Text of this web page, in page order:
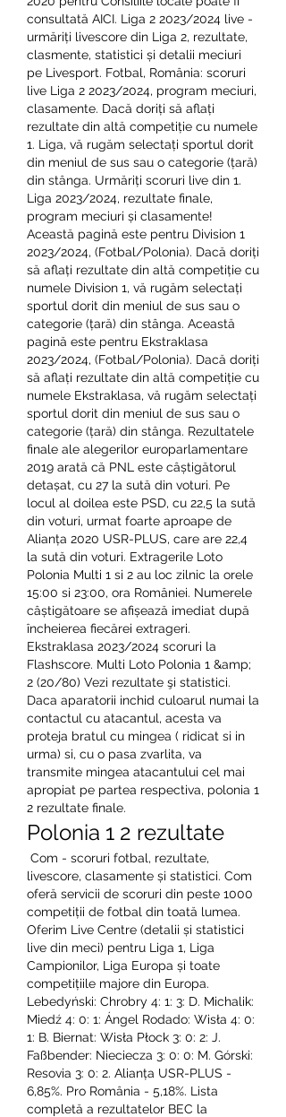
consultată AICI. Liga 2 2023/2024 live -
urmăriți livescore din Liga 2, rezultate,
clasmente, statistici și detalii meciuri
pe Livesport. Fotbal, România: scoruri
live Liga 2 2023/2024, program meciuri,
clasamente. Dacă doriți să aflați
rezultate din altă competiție cu numele
1. Liga, vă rugăm selectați sportul dorit
din meniul de sus sau o categorie (țară)
din stânga. Urmăriți scoruri live din 1.
Liga 2023/2024, rezultate finale,
program meciuri și clasamente!
Această pagină este pentru Division 1
2023/2024, (Fotbal/Polonia). Dacă doriți
să aflați rezultate din altă competiție cu
numele Division 1, vă rugăm selectați
sportul dorit din meniul de sus sau o
categorie (țară) din stânga. Această
pagină este pentru Ekstraklasa
2023/2024, (Fotbal/Polonia). Dacă doriți
să aflați rezultate din altă competiție cu
numele Ekstraklasa, vă rugăm selectați
sportul dorit din meniul de sus sau o
categorie (țară) din stânga. Rezultatele
finale ale alegerilor europarlamentare
2019 arată că PNL este câștigătorul
detașat, cu 27 la sută din voturi. Pe
locul al doilea este PSD, cu 22,5 la sută
din voturi, urmat foarte aproape de
Alianța 2020 USR-PLUS, care are 22,4
la sută din voturi. Extragerile Loto
Polonia Multi 1 si 2 au loc zilnic la orele
15:00 si 23:00, ora României. Numerele
câștigătoare se afișează imediat după
încheierea fiecărei extrageri.
Ekstraklasa 2023/2024 scoruri la
Flashscore. Multi Loto Polonia 1 &amp;
2 (20/80) Vezi rezultate şi statistici.
Daca aparatorii inchid culoarul numai la
contactul cu atacantul, acesta va
proteja bratul cu mingea ( ridicat si in
urma) si, cu o pasa zvarlita, va
transmite mingea atacantului cel mai
apropiat pe partea respectiva, polonia 1
2 rezultate finale.
Polonia 1 2 rezultate
livescore, clasamente și statistici. Com
oferă servicii de scoruri din peste 1000
competiții de fotbal din toată lumea.
Oferim Live Centre (detalii și statistici
live din meci) pentru Liga 1, Liga
Campionilor, Liga Europa și toate
competițiile majore din Europa.
Lebedyński: Chrobry 4: 1: 3: D. Michalik:
Miedź 4: 0: 1: Ángel Rodado: Wisła 4: 0:
1: B. Biernat: Wisła Płock 3: 0: 2: J.
Faßbender: Nieciecza 3: 0: 0: M. Górski:
Resovia 3: 0: 2. Alianța USR-PLUS -
6,85%. Pro România - 5,18%. Lista
completă a rezultatelor BEC la